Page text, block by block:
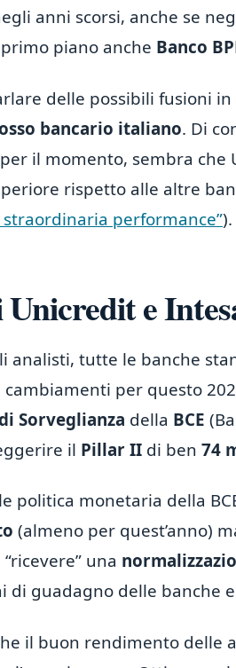
anni scorsi, anche se
piano anche Banco
delle possibili fusioni
bancario italiano. Di
il momento, sembra che
rispetto alle altre
performance”).
e
analisti, tutte le banche
cambiamenti per questo
Sorveglianza della BCE
il Pillar II di ben 74
politica monetaria della
(almeno per quest’anno)
una
di guadagno delle banche
il buon rendimento delle